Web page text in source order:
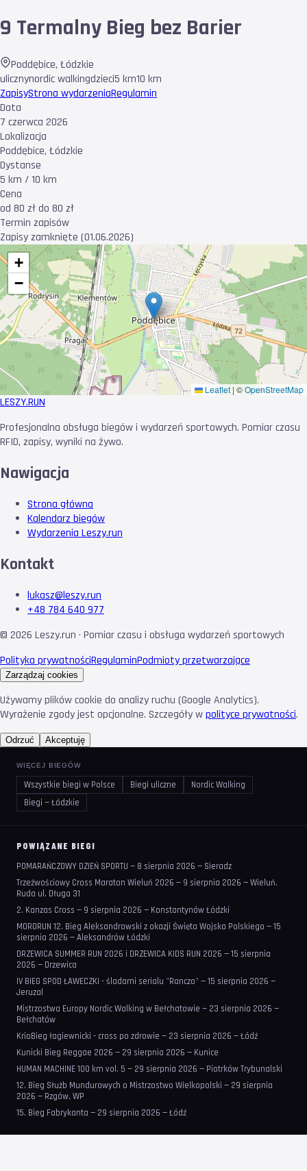
9 Termalny Bieg bez Barier
Poddębice, Łódzkie
ulicznynordic walkingdzieci5 km10 km
ZapisyStrona wydarzeniaRegulamin
Data
7 czerwca 2026
Lokalizacja
Poddębice, Łódzkie
Dystanse
5 km / 10 km
Cena
od 80 zł do 80 zł
Termin zapisów
Zapisy zamknięte (01.06.2026)
+
−
Leaflet | ©OpenStreetMap
LESZY.RUN
Profesjonalna obsługa biegów i wydarzeń sportowych. Pomiar czasu
RFID, zapisy, wyniki na żywo.
Nawigacja
Strona główna
Kalendarz biegów
Wydarzenia Leszy.run
Kontakt
lukasz@leszy.run
+48 784 640 977
© 2026 Leszy.run · Pomiar czasu i obsługa wydarzeń sportowych
Polityka prywatnościRegulaminPodmioty przetwarzające
Zarządzaj cookies
Używamy plików cookie do analizy ruchu (Google Analytics).
Wyrażenie zgody jest opcjonalne. Szczegóły wpolityce prywatności.
Odrzuć Akceptuję
WIĘCEJ BIEGÓW
Wszystkie biegi w Polsce Biegi uliczne
Nordic Walking
Biegi — Łódzkie
POWIĄZANE BIEGI
POMARAŃCZOWY DZIEŃ SPORTU — 8 sierpnia 2026 — Sieradz
Trzeźwościowy Cross Maraton Wieluń 2026 — 9 sierpnia 2026 — Wieluń.
Ruda ul. Długa 31
2. Kanzas Cross — 9 sierpnia 2026 — Konstantynów Łódzki
MORORUN 12. Bieg Aleksandrowski z okazji Święta Wojska Polskiego — 15
sierpnia 2026 — Aleksandrów Łódzki
DRZEWICA SUMMER RUN 2026 i DRZEWICA KIDS RUN 2026 — 15 sierpnia
2026 — Drzewica
IV BIEG SPOD ŁAWECZKI - śladami serialu "Ranczo" — 15 sierpnia 2026 —
Jeruzal
Mistrzostwa Europy Nordic Walking w Bełchatowie — 23 sierpnia 2026 —
Bełchatów
KrioBieg łagiewnicki - cross po zdrowie — 23 sierpnia 2026 — Łódź
Kunicki Bieg Reggae 2026 — 29 sierpnia 2026 — Kunice
HUMAN MACHINE 100 km vol. 5 — 29 sierpnia 2026 — Piotrków Trybunalski
12. Bieg Służb Mundurowych o Mistrzostwo Wielkopolski — 29 sierpnia
2026 — Rzgów, WP
15. Bieg Fabrykanta — 29 sierpnia 2026 — Łódź